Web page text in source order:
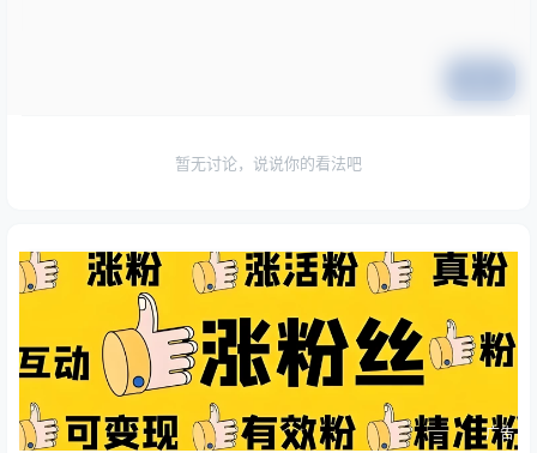
暂无讨论，说说你的看法吧
广告